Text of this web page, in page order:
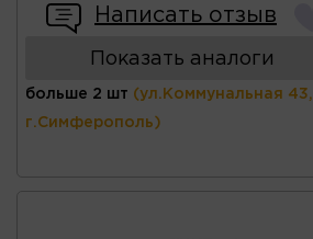
Написать отзыв
Показать аналоги
больше 2 шт (ул.Коммунальная 43,
г.Симферополь)